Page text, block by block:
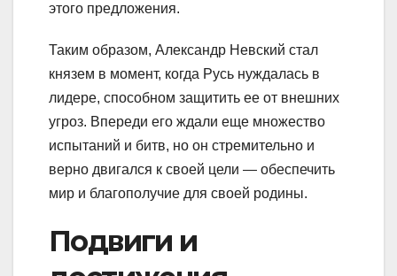
этого предложения.
Таким образом, Александр Невский стал
князем в момент, когда Русь нуждалась в
лидере, способном защитить ее от внешних
угроз. Впереди его ждали еще множество
испытаний и битв, но он стремительно и
верно двигался к своей цели — обеспечить
мир и благополучие для своей родины.
Подвиги и